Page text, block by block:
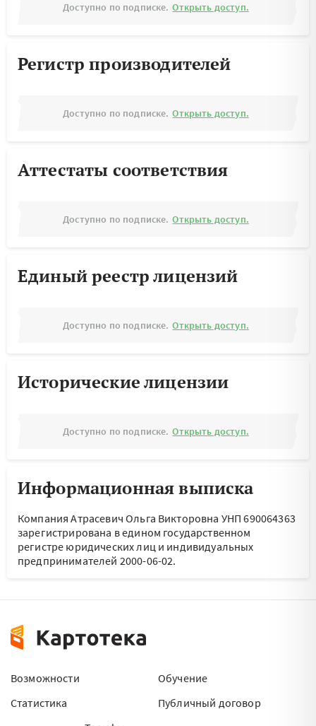
Доступно по подписке. Открыть доступ.
Регистр производителей
Доступно по подписке. Открыть доступ.
Аттестаты соответствия
Доступно по подписке. Открыть доступ.
Единый реестр лицензий
Доступно по подписке. Открыть доступ.
Исторические лицензии
Доступно по подписке. Открыть доступ.
Информационная выписка
Компания Атрасевич Ольга Викторовна УНП 690064363
зарегистрирована в едином государственном
регистре юридических лиц и индивидуальных
предпринимателей 2000-06-02.
Возможности
Статистика
Обучение
Публичный договор